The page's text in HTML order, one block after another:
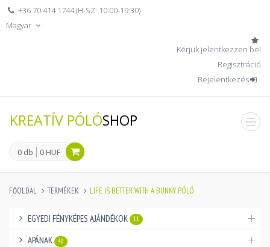
+36 70 414 1744 (H-SZ: 10:00-19:30)
Magyar
Kérjük jelentkezzen be!
Regisztráció
Bejelentkezés
KREATÍV PÓLÓSHOP
0 db 0 HUF
FŐOLDAL TERMÉKEK LIFE IS BETTER WITH A BUNNY PÓLÓ
EGYEDI FÉNYKÉPES AJÁNDÉKOK 11
APÁNAK 40